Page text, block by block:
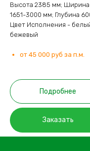
Высота 2385 мм; Ширина
1651-3000 мм; Глубина
Цвет Исполнения -
бежевый
от 45 000 руб за п.м.
Подробнее
Заказать